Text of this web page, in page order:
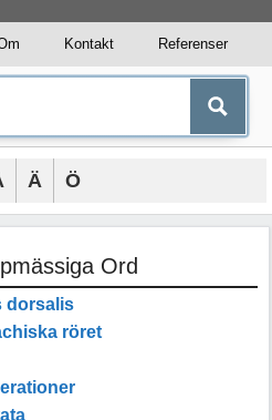
Kontakt Referenser
Ä Ö
Ord
dorsalis
röret